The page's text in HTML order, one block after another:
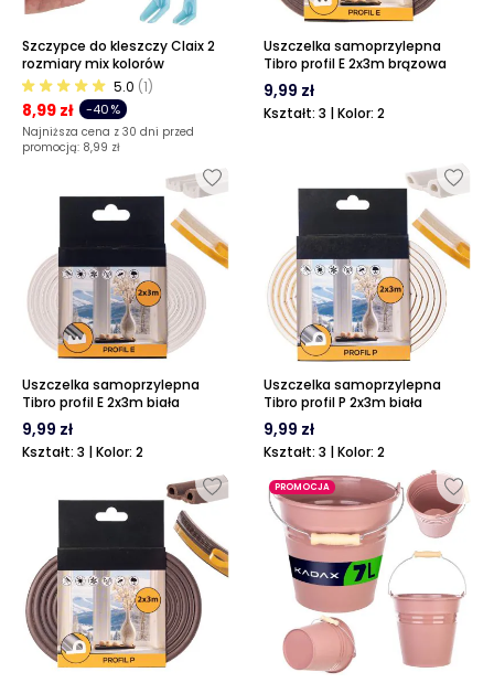
Szczypce do kleszczy Claix 2
rozmiary mix kolorów
5.0 (1)
8,99 zł -40%
Najniższa cena z 30 dni przed
promocją: 8,99 zł
Uszczelka samoprzylepna
Tibro profil E 2x3m brązowa
9,99 zł
Kształt: 3 | Kolor: 2
Uszczelka samoprzylepna
Tibro profil E 2x3m biała
9,99 zł
Kształt: 3 | Kolor: 2
Uszczelka samoprzylepna
Tibro profil P 2x3m biała
9,99 zł
Kształt: 3 | Kolor: 2
PROMOCJA